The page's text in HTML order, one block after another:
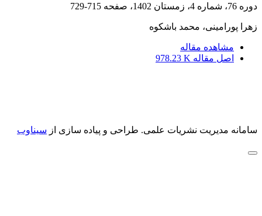
دوره 76، شماره 4، زمستان 1402، صفحه 715-729
زهرا پورامینی، محمد باشکوه
مشاهده مقاله
اصل مقاله 978.23 K
سامانه مدیریت نشریات علمی. طراحی و پیاده سازی از سیناوب